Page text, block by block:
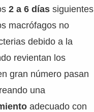
2 a 6 días siguientes
macrófagos no
debido a la
revientan los
gran número pasan
una
adecuado con